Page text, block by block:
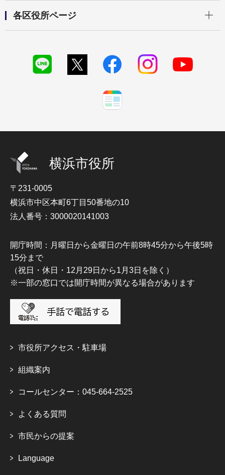
各区役所ページ
横浜市役所
〒231-0005
横浜市中区本町6丁目50番地の10
法人番号：3000020141003
開庁時間：月曜日から金曜日の午前8時45分から午後5時
15分まで
（祝日・休日・12月29日から1月3日を除く）
※一部の窓口では開庁時間が異なる場合があります
市役所アクセス・駐車場
組織案内
コールセンター：045-664-2525
よくある質問
市民からの提案
Language